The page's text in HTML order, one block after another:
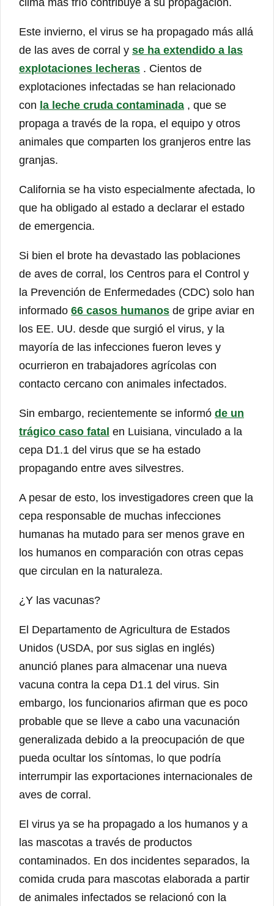
clima más frío contribuye a su propagación.
Este invierno, el virus se ha propagado más allá
de las aves de corral y se ha extendido a las
explotaciones lecheras . Cientos de
explotaciones infectadas se han relacionado
con la leche cruda contaminada , que se
propaga a través de la ropa, el equipo y otros
animales que comparten los granjeros entre las
granjas.
California se ha visto especialmente afectada, lo
que ha obligado al estado a declarar el estado
de emergencia.
Si bien el brote ha devastado las poblaciones
de aves de corral, los Centros para el Control y
la Prevención de Enfermedades (CDC) solo han
informado 66 casos humanos de gripe aviar en
los EE. UU. desde que surgió el virus, y la
mayoría de las infecciones fueron leves y
ocurrieron en trabajadores agrícolas con
contacto cercano con animales infectados.
Sin embargo, recientemente se informó de un
trágico caso fatal en Luisiana, vinculado a la
cepa D1.1 del virus que se ha estado
propagando entre aves silvestres.
A pesar de esto, los investigadores creen que la
cepa responsable de muchas infecciones
humanas ha mutado para ser menos grave en
los humanos en comparación con otras cepas
que circulan en la naturaleza.
¿Y las vacunas?
El Departamento de Agricultura de Estados
Unidos (USDA, por sus siglas en inglés)
anunció planes para almacenar una nueva
vacuna contra la cepa D1.1 del virus. Sin
embargo, los funcionarios afirman que es poco
probable que se lleve a cabo una vacunación
generalizada debido a la preocupación de que
pueda ocultar los síntomas, lo que podría
interrumpir las exportaciones internacionales de
aves de corral.
El virus ya se ha propagado a los humanos y a
las mascotas a través de productos
contaminados. En dos incidentes separados, la
comida cruda para mascotas elaborada a partir
de animales infectados se relacionó con la